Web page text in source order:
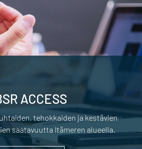
ACCESS
tehokkaiden ja kestävien
saatavuutta Itämeren alueella.